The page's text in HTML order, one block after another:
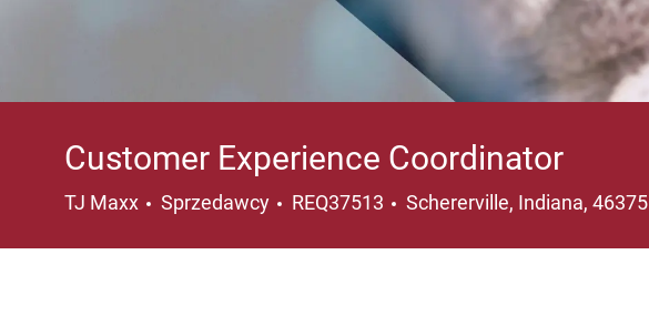
Customer Experience Coordinator
TJ Maxx Kategoria
Sprzedawcy REQ37513 Lokalizacja
Schererville, Indiana, 46375